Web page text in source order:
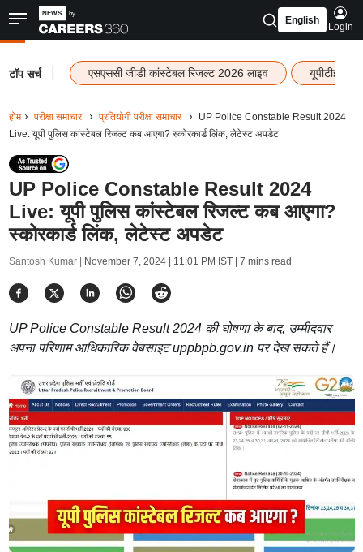
English
Login
टॉप सर्च एसएससी जीडी कांस्टेबल रिजल्ट 2026 लाइव यूपीटीईटी
होम परीक्षा समाचार प्रतियोगी परीक्षा समाचार
UP Police Constable Result 2024
Live: यूपी पुलिस कांस्टेबल रिजल्ट कब आएगा? स्कोरकार्ड लिंक, लेटेस्ट अपडेट
UP Police Constable Result 2024
Live: यूपी पुलिस कांस्टेबल रिजल्ट कब आएगा?
स्कोरकार्ड लिंक, लेटेस्ट अपडेट
Santosh Kumar | November 7, 2024 | 11:01 PM IST| 7 mins read
UP Police Constable Result 2024 की घोषणा के बाद, उम्मीदवार
अपना परिणाम आधिकारिक वेबसाइट uppbpb.gov.in पर देख सकते हैं।